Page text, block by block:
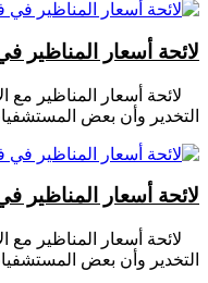
لائحة أسعار المناظير
لائحة أسعار المناظير مع
التخدير وأن بعض
لائحة أسعار المناظير
لائحة أسعار المناظير مع
التخدير وأن بعض